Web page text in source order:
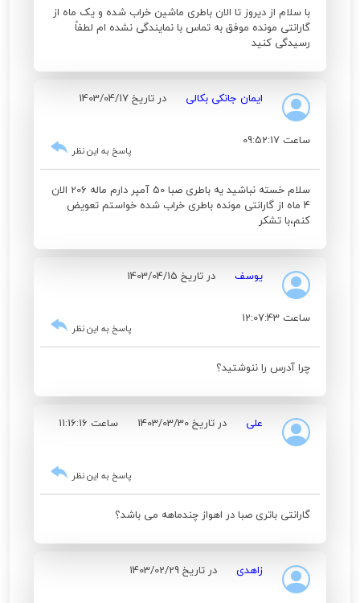
با سلام از دیروز تا الان باطری ماشین خراب شده و یک ماه از
گارانتی مونده موفق به تماس با نمایندگی نشده ام لطفاً
رسیدگی کنید
ایمان جانکی بکالی در تاریخ 1403/04/17
ساعت 09:52:17
پاسخ به این نظر
سلام خسته نباشید یه باطری صبا 50 آمپر دارم ماله 206 الان
4 ماه از گارانتی مونده باطری خراب شده خواستم تعویض
کنم،با تشکر
یوسف در تاریخ 1403/04/15
ساعت 12:07:43
پاسخ به این نظر
چرا آدرس را ننوشتید؟
علی در تاریخ 1403/03/30 ساعت 11:16:16
پاسخ به این نظر
گارانتی باتری صبا در اهواز چندماهه می باشد؟
زاهدی در تاریخ 1403/02/29